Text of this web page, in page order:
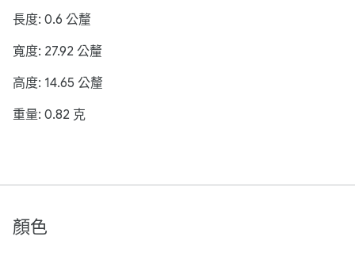
長度: 0.6 公釐
寬度: 27.92 公釐
高度: 14.65 公釐
重量: 0.82 克
顏色